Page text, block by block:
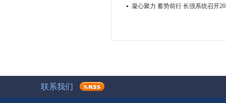
凝心聚力 蓄势前行 长强系统召开
联系我们